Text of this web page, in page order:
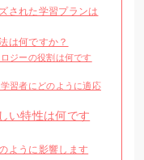
された学習プランは
は何ですか？
ジーの役割は何です
習者にどのように適応
い特性は何です
ように影響します